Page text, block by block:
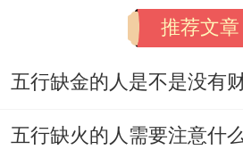
有属羊者应规避或谨慎选
指数很高的选择 -诸事皆
祀，且冲猴煞北.
推荐文章